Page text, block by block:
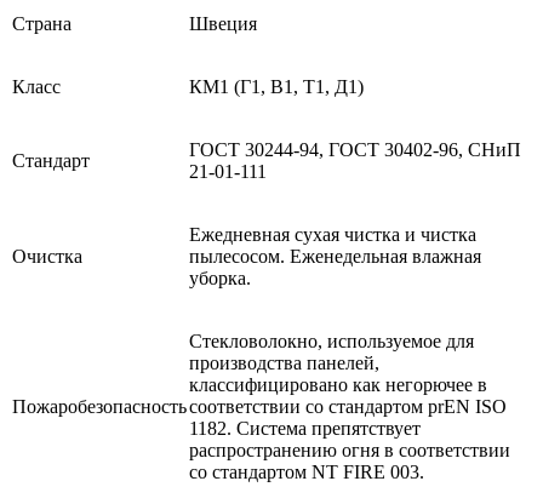
Страна Швеция
Класс КМ1 (Г1, В1, Т1, Д1)
Стандарт
ГОСТ 30244-94, ГОСТ 30402-96, СНиП
21-01-111
Очистка
Ежедневная сухая чистка и чистка
пылесосом. Еженедельная влажная
уборка.
Пожаробезопасность
Cтекловолокно, используемое для
производства панелей,
классифицировано как негорючее в
соответствии со стандартом prEN ISO
1182. Система препятствует
распространению огня в соответствии
со стандартом NT FIRE 003.